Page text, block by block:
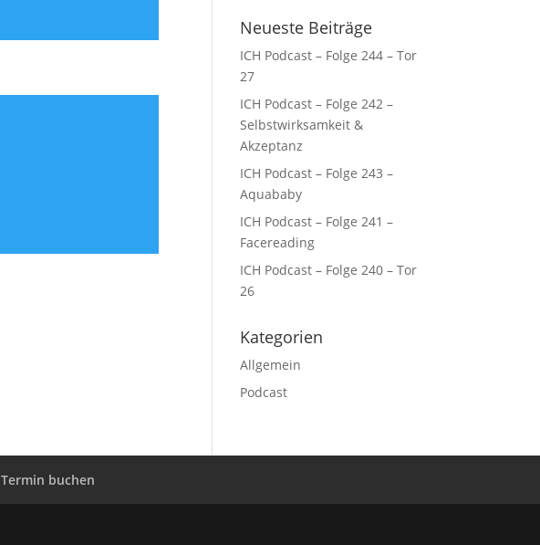
Neueste Beiträge
ICH Podcast – Folge 244 – Tor
27
ICH Podcast – Folge 242 –
Selbstwirksamkeit &
Akzeptanz
ICH Podcast – Folge 243 –
Aquababy
ICH Podcast – Folge 241 –
Facereading
ICH Podcast – Folge 240 – Tor
26
Kategorien
Allgemein
Podcast
Termin buchen